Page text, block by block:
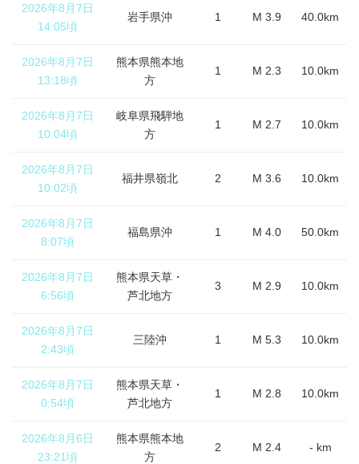
2026年8月7日
14:05頃
岩手県沖 1 M 3.9 40.0km
2026年8月7日
13:18頃
熊本県熊本地
方
1 M 2.3 10.0km
2026年8月7日
10:04頃
岐阜県飛騨地
方
1 M 2.7 10.0km
2026年8月7日
10:02頃
福井県嶺北 2 M 3.6 10.0km
2026年8月7日
8:07頃
福島県沖 1 M 4.0 50.0km
2026年8月7日
6:56頃
熊本県天草・
芦北地方
3 M 2.9 10.0km
2026年8月7日
2:43頃
三陸沖 1 M 5.3 10.0km
2026年8月7日
0:54頃
熊本県天草・
芦北地方
1 M 2.8 10.0km
2026年8月6日
23:21頃
熊本県熊本地
方
2 M 2.4 - km